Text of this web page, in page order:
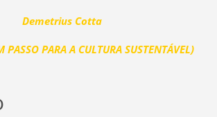
Demetrius Cotta
PASSO PARA A CULTURA SUSTENTÁVEL)